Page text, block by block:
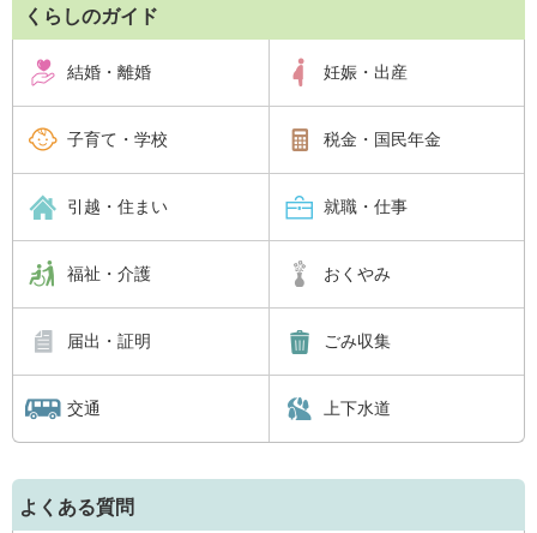
くらしのガイド
結婚・離婚 妊娠・出産
子育て・学校 税金・国民年金
引越・住まい 就職・仕事
福祉・介護 おくやみ
届出・証明 ごみ収集
交通 上下水道
よくある質問